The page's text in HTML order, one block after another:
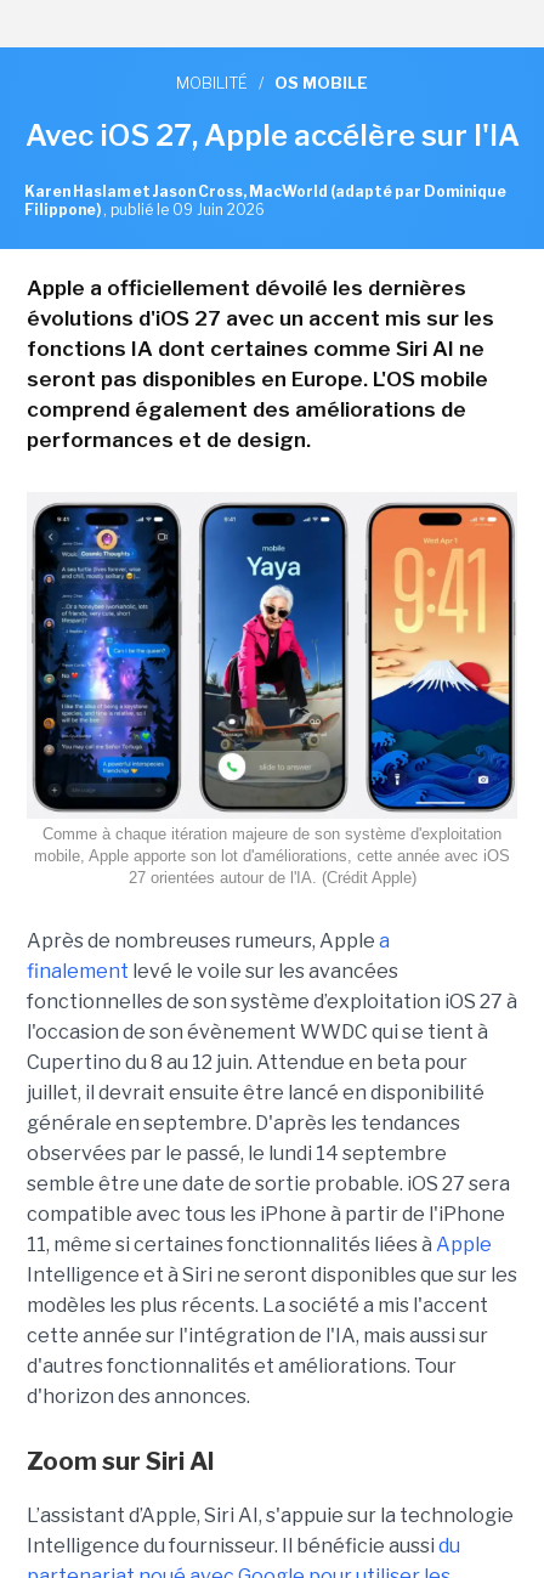
MOBILITÉ / OS MOBILE
Avec iOS 27, Apple accélère sur l'IA
Karen Haslam et Jason Cross, MacWorld (adapté par Dominique
Filippone) , publié le 09 Juin 2026
Apple a officiellement dévoilé les dernières
évolutions d'iOS 27 avec un accent mis sur les
fonctions IA dont certaines comme Siri AI ne
seront pas disponibles en Europe. L'OS mobile
comprend également des améliorations de
performances et de design.
Comme à chaque itération majeure de son système d'exploitation
mobile, Apple apporte son lot d'améliorations, cette année avec iOS
27 orientées autour de l'IA. (Crédit Apple)
Après de nombreuses rumeurs, Apple a
finalement levé le voile sur les avancées
fonctionnelles de son système d’exploitation iOS 27 à
l'occasion de son évènement WWDC qui se tient à
Cupertino du 8 au 12 juin. Attendue en beta pour
juillet, il devrait ensuite être lancé en disponibilité
générale en septembre. D'après les tendances
observées par le passé, le lundi 14 septembre
semble être une date de sortie probable. iOS 27 sera
compatible avec tous les iPhone à partir de l'iPhone
11, même si certaines fonctionnalités liées à Apple
Intelligence et à Siri ne seront disponibles que sur les
modèles les plus récents. La société a mis l'accent
cette année sur l'intégration de l'IA, mais aussi sur
d'autres fonctionnalités et améliorations. Tour
d'horizon des annonces.
Zoom sur Siri AI
L’assistant d’Apple, Siri AI, s'appuie sur la technologie
Intelligence du fournisseur. Il bénéficie aussi du